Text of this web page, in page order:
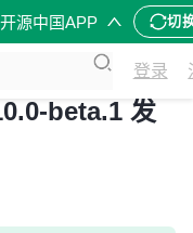
开源中国APP 切
登录
beta.1 发